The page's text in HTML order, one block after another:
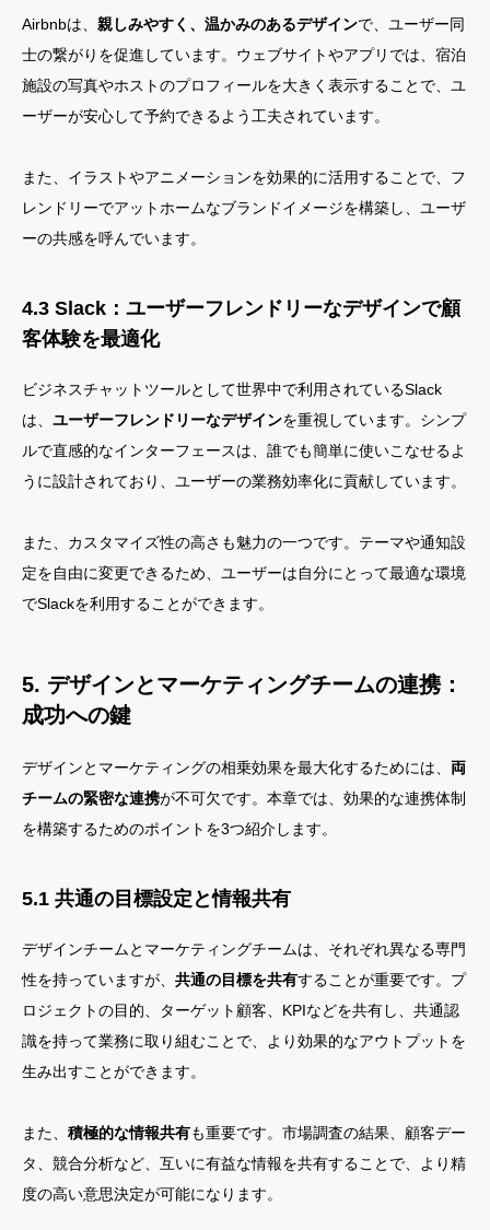
Airbnbは、 親しみやすく、温かみのあるデザインで、ユーザー同
士の繋がりを促進しています。ウェブサイトやアプリでは、宿泊
施設の写真やホストのプロフィールを大きく表示することで、ユ
ーザーが安心して予約できるよう工夫されています。
また、イラストやアニメーションを効果的に活用することで、フ
レンドリーでアットホームなブランドイメージを構築し、ユーザ
ーの共感を呼んでいます。
4.3 Slack：ユーザーフレンドリーなデザインで顧
客体験を最適化
ビジネスチャットツールとして世界中で利用されているSlack
は、 ユーザーフレンドリーなデザインを重視しています。シンプ
ルで直感的なインターフェースは、誰でも簡単に使いこなせるよ
うに設計されており、ユーザーの業務効率化に貢献しています。
また、カスタマイズ性の高さも魅力の一つです。テーマや通知設
定を自由に変更できるため、ユーザーは自分にとって最適な環境
でSlackを利用することができます。
5. デザインとマーケティングチームの連携：
成功への鍵
デザインとマーケティングの相乗効果を最大化するためには、 両
チームの緊密な連携が不可欠です。本章では、効果的な連携体制
を構築するためのポイントを3つ紹介します。
5.1 共通の目標設定と情報共有
デザインチームとマーケティングチームは、それぞれ異なる専門
性を持っていますが、 共通の目標を共有することが重要です。プ
ロジェクトの目的、ターゲット顧客、KPIなどを共有し、共通認
識を持って業務に取り組むことで、より効果的なアウトプットを
生み出すことができます。
また、 積極的な情報共有も重要です。市場調査の結果、顧客デー
タ、競合分析など、互いに有益な情報を共有することで、より精
度の高い意思決定が可能になります。